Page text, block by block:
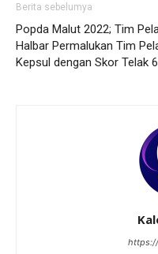
Berita sebelumya
Popda Malut 2022; Tim
Halbar Permalukan Tim
Kepsul dengan Skor Telak